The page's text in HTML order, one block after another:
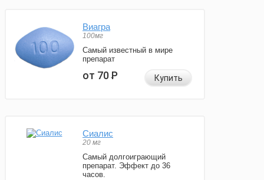
Виагра
100мг
Самый известный в мире
препарат
от 70Р Купить
Сиалис
20 мг
Самый долгоиграющий
препарат. Эффект до 36
часов.